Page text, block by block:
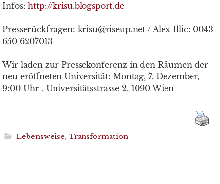
Infos: http://krisu.blogsport.de
Presserückfragen: krisu@riseup.net / Alex Illic: 0043
650 6207013
Wir laden zur Pressekonferenz in den Räumen der
neu eröffneten Universität: Montag, 7. Dezember,
9:00 Uhr , Universitätsstrasse 2, 1090 Wien
Lebensweise, Transformation